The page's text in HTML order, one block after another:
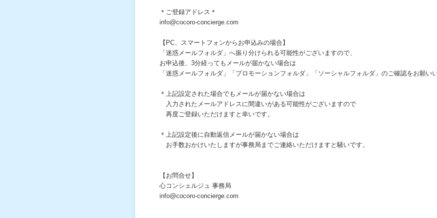
＊ご登録アドレス＊
info@cocoro-concierge.com
【PC、スマートフォンからお申込みの場合】
「迷惑メールフォルダ」へ振り分けられる可能性がございますので、
お申込後、3分経ってもメールが届かない場合は
「迷惑メールフォルダ」「プロモーションフォルダ」「ソーシャルフォルダ」のご確認をお願い
＊上記設定された場合でもメールが届かない場合は
入力されたメールアドレスに間違いがある可能性がございますので
再度ご登録いただけますと幸いです。
＊上記設定後に自動返信メールが届かない場合は
お手数おかけいたしますが事務局までご連絡いただけますと騒いです。
【お問合せ】
心コンシェルジュ 事務局
info@cocoro-concierge.com